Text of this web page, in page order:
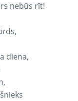
nebūs rīt!
diena,